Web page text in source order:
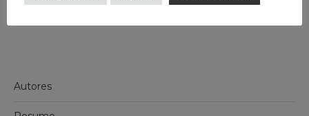
Autores